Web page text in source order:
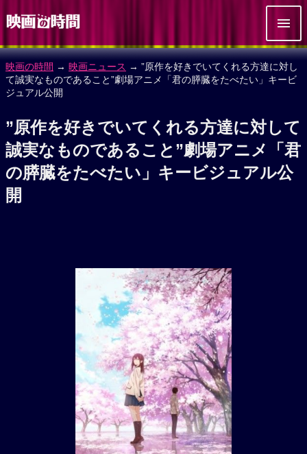
映画の時間 → 映画ニュース → ”原作を好きでいてくれる方達に対し
て誠実なものであること”劇場アニメ「君の膵臓をたべたい」キービ
ジュアル公開
”原作を好きでいてくれる方達に対して
誠実なものであること”劇場アニメ「君
の膵臓をたべたい」キービジュアル公
開